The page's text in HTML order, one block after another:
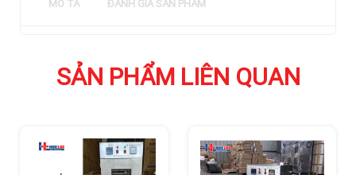
MÔ TẢ ĐÁNH GIÁ SẢN PHẨM
SẢN PHẨM LIÊN QUAN